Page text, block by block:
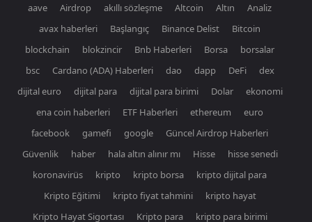
aave Airdrop akıllı sözleşme Altcoin Altın
Analiz
avax haberleri
Başlangıç Binance Delist
Bitcoin
blockchain
blokzincir Bnb Haberleri Borsa
borsalar
bsc
Cardano (ADA) Haberleri dao dapp DeFi
dex
dijital euro
dijital para dijital para birimi Dolar
ekonomi
ena coin haberleri
ETF Haberleri ethereum
euro
facebook
gamefi google
Güncel Airdrop Haberleri
Güvenlik
haber hala altın alınır mı Hisse
hisse senedi
koronavirüs
kripto kripto borsa
kripto dijital para
Kripto Eğitimi
kripto fiyat tahmini
kripto hayat
Kripto Hayat Sigortası
Kripto para
kripto para birimi